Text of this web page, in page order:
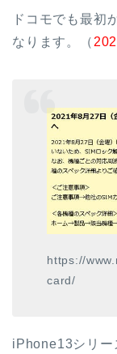
ドコモでも最初
なります。（
https://
card/
iPhone13シリー